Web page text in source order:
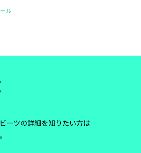
ル
ーツの詳細を知りたい方は